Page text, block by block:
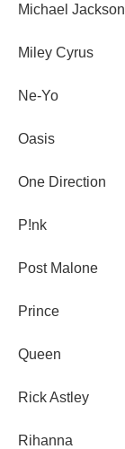
Michael Jackson
Miley Cyrus
Ne-Yo
Oasis
One Direction
P!nk
Post Malone
Prince
Queen
Rick Astley
Rihanna